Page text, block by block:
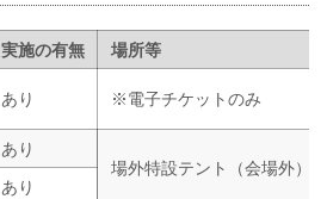
実施の有無 場所等
あり ※電子チケットのみ
あり
場外特設テント（会場外）
あり